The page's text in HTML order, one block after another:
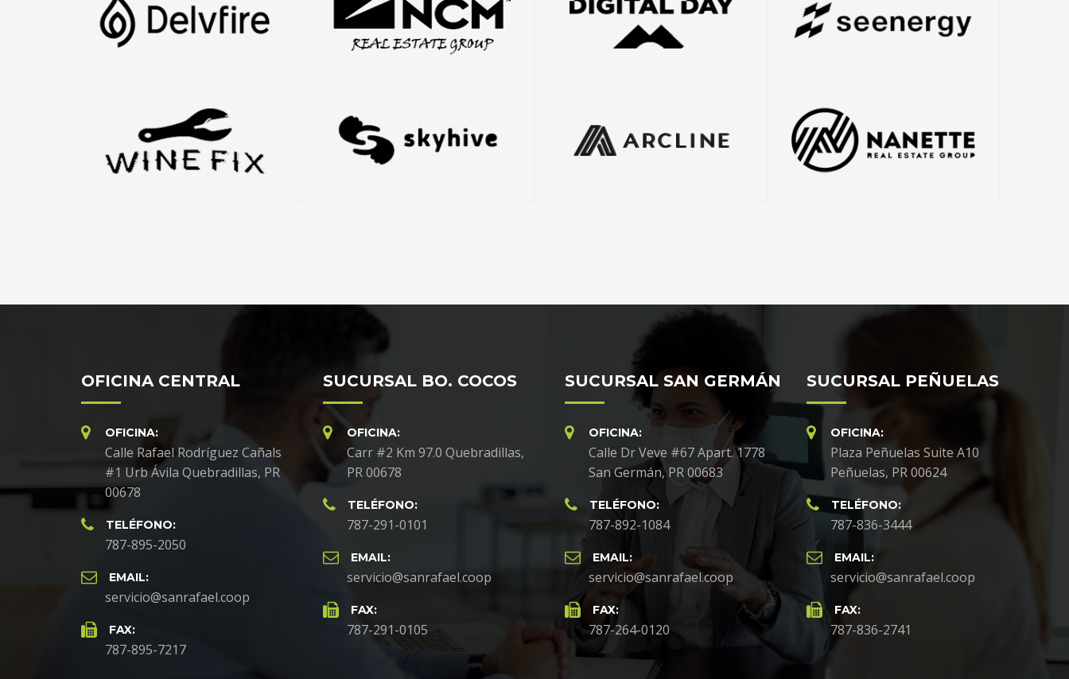
OFICINA CENTRAL
OFICINA:
Calle Rafael Rodríguez Cañals
#1 Urb Ávila Quebradillas, PR
00678
TELÉFONO:
787-895-2050
EMAIL:
servicio@sanrafael.coop
FAX:
787-895-7217
SUCURSAL BO. COCOS
OFICINA:
Carr #2 Km 97.0 Quebradillas,
PR 00678
TELÉFONO:
787-291-0101
EMAIL:
servicio@sanrafael.coop
FAX:
787-291-0105
SUCURSAL SAN GERMÁN
OFICINA:
Calle Dr Veve #67 Apart. 1778
San Germán, PR 00683
TELÉFONO:
787-892-1084
EMAIL:
servicio@sanrafael.coop
FAX:
787-264-0120
SUCURSAL PEÑUELAS
OFICINA:
Plaza Peñuelas Suite A10
Peñuelas, PR 00624
TELÉFONO:
787-836-3444
EMAIL:
servicio@sanrafael.coop
FAX:
787-836-2741